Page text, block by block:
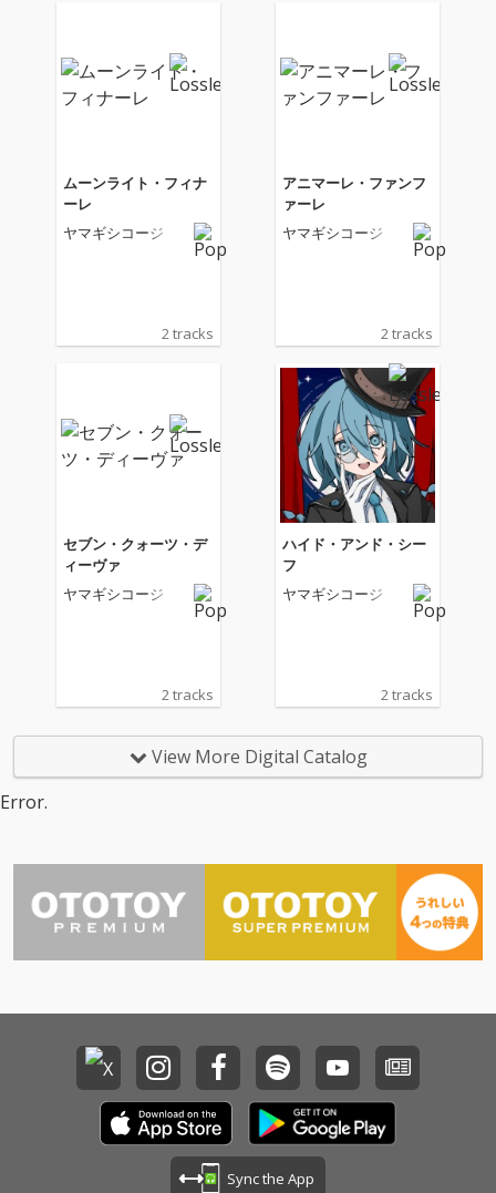
ムーンライト・フィナ
ーレ
ヤマギシコージ
2 tracks
アニマーレ・ファンフ
ァーレ
ヤマギシコージ
2 tracks
セブン・クォーツ・デ
ィーヴァ
ヤマギシコージ
2 tracks
ハイド・アンド・シー
フ
ヤマギシコージ
2 tracks
View More Digital Catalog
Error.
Sync the App